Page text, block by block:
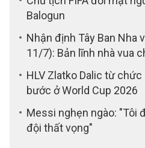
Balogun
Nhận định Tây Ban Nha
11/7): Bản lĩnh nhà vua
HLV Zlatko Dalic từ
bước ở World Cup 2026
Messi nghẹn ngào: "Tôi
đội thất vọng"